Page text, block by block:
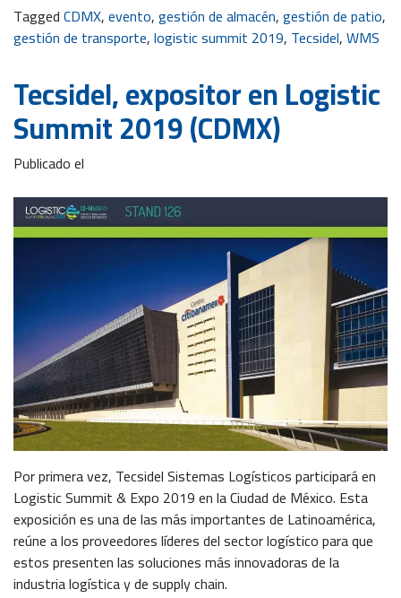
TaggedCDMX,evento,gestión de almacén,gestión de patio,
gestión de transporte,logistic summit 2019, Tecsidel,WMS
Tecsidel, expositor en Logistic
Summit 2019 (CDMX)
Publicado el
Por primera vez, Tecsidel Sistemas Logísticos participará en
Logistic Summit & Expo 2019 en la Ciudad de México. Esta
exposición es una de las más importantes de Latinoamérica,
reúne a los proveedores líderes del sector logístico para que
estos presenten las soluciones más innovadoras de la
industria logística y de supply chain.